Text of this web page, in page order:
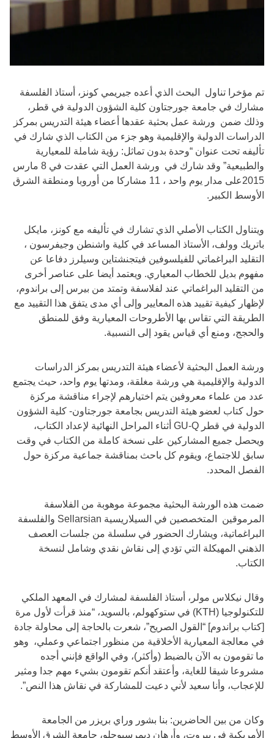
تم مؤخرا تناول البحث الذي أعده جيريمي كونز، أستاذ الفلسفة
مشارك في جامعة جورجتاون كلية الشؤون الدولية في قطر،
وذلك ضمن ورشة عمل بحثية عقدها أعضاء هيئة التدريس بمركز
الدراسات الدولية والإقليمية وهو جزء من الكتاب الذي شارك في
تأليفه تحت عنوان “وحدة بدون تماثل: رؤية شاملة للمعيارية
والطبيعية” وقد شارك في ورشة العمل التي عقدت في 8 مارس
2015على مدار يوم واحد ، 11 مشاركا من أوروبا ومنطقة الشرق
الأوسط الكبير.
ويتناول الكتاب الأصلي الذي تشارك في تأليفه مع كونز، مايكل
باتريك وولف، الأستاذ المساعد في كلية واشنطن وجيفرسون ،
التقليد البراغماتي للفيلسوفين فيتجنشتاين وسيلرز دفاعا عن
مفهوم بديل للخطاب المعياري. ويعتمد أيضا على عناصر أخرى
من التقليد البراغماتي عند لفلاسفة وتمتد من بيرس إلى براندوم،
لإظهار كيفية تقييد هذه المعايير وإلى أي مدى يتفق هذا التقييد مع
الطريقة التي تقاس بها الأطروحات المعيارية وفق للمنطق
والحجج، ومنع أي قياس يقود إلى النسبية.
ورشة العمل البحثية لأعضاء هيئة التدريس بمركز الدراسات
الدولية والإقليمية هي ورشة مغلقة، ومدتها يوم واحد، حيث يجتمع
عدد من علماء معروفين يتم اختيارهم لإجراء مناقشة مركزة
حول كتاب لعضو هيئة التدريس بجامعة جورجتاون- كلية الشؤون
الدولية في قطر GU-Q أثناء المراحل النهائية لإعداد الكتاب،
ويحصل جميع المشاركين على نسخة كاملة من الكتاب في وقت
سابق للاجتماع، ويقوم كل باحث بمناقشة جماعية مركزة حول
الفصل المحدد.
ضمت هذه الورشة البحثية مجموعة موهوبة من الفلاسفة
المرموقين المتخصصين في السيلاريسية Sellarsian والفلسفة
البراغماتية، ويشارك الحضور في سلسلة من جلسات العصف
الذهني المهيكلة التي تؤدي إلى نقاش نقدي وشامل لنسخة
الكتاب.
وقال نيكلاس مولر، أستاذ الفلسفة لمشارك في المعهد الملكي
للتكنولوجيا (KTH) في ستوكهولم، بالسويد، “منذ قرأت لأول مرة
[كتاب براندوم] “القول الصريح”، شعرت بالحاجة إلى محاولة جادة
في معالجة المعيارية الأخلاقية من منظور اجتماعي وعملي، وهو
ما تقومون به الآن بالضبط (وأكثر)، وفي الواقع فإنني أجده
مشروعا شيقا للغاية، وأعتقد أنكم تقومون بشيء مهم جدا ومثير
للإعجاب، وأنا سعيد لأني دعيت للمشاركة في نقاش هذا النص”.
وكان من بين الحاضرين: بنا بشور وراي بريزر من الجامعة
الأمريكية في بيروت، وأرهان ديمرسيوجلو، جامعة الشرق الأوسط